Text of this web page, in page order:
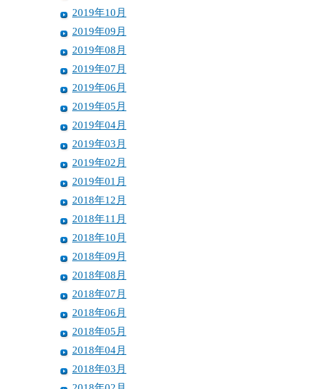
2019年10月
2019年09月
2019年08月
2019年07月
2019年06月
2019年05月
2019年04月
2019年03月
2019年02月
2019年01月
2018年12月
2018年11月
2018年10月
2018年09月
2018年08月
2018年07月
2018年06月
2018年05月
2018年04月
2018年03月